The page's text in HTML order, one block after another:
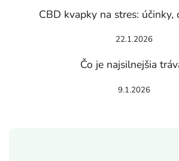
CBD kvapky na stres: účinky,
22.1.2026
Čo je najsilnejšia
9.1.2026